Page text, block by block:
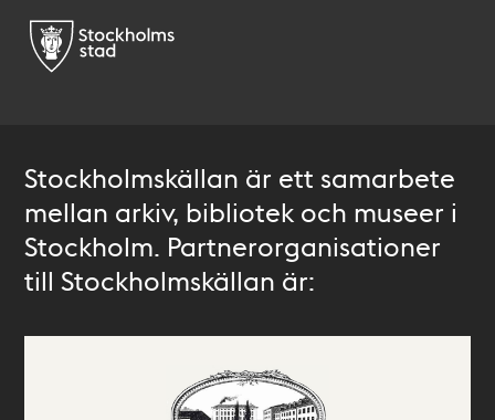
Stockholmskällan är ett samarbete
mellan arkiv, bibliotek och museer i
Stockholm. Partnerorganisationer
till Stockholmskällan är: